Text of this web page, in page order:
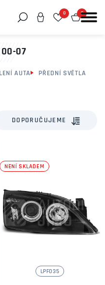
0 0
00-07
AUTA
PŘEDNÍ SVĚTLA
DOPORUČUJEME
NENÍ SKLADEM
LPFO35